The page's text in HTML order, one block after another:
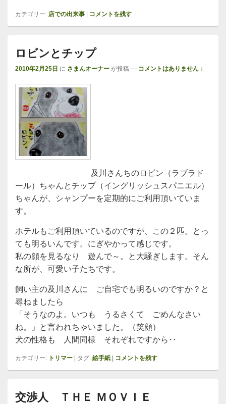
カテゴリー: 店での出来事 | コメントを残す
ロビンとチップ
2010年2月25日 に さまんオーナー が投稿 — コメントはありません ↓
及川さんちのロビン（ラブラド
ール）ちゃんとチップ（イングリッシュスパニエル）
ちゃんが、シャンプーを定期的にご利用頂いていま
す。
ホテルもご利用頂いているのですが、この２匹。とっ
ても明るいんです。にぎやかって感じです。
私の顔を見るなり 遊んで～。と大騒ぎします。そん
な所が、可愛い子たちです。
飼い主の及川さんに ご自宅でも明るいのですか？と
尋ねましたら
「そうなのよ。いつも うるさくて ごめんなさい
ね。」と言われちゃいました。（笑顔）
犬の性格も 人間同様 それぞれですから‥
カテゴリー: トリマー タグ: 絵手紙 コメントを残す
交渉人 ＴＨＥ ＭＯＶＩＥ